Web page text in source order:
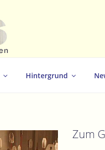
Hintergrund
Zum